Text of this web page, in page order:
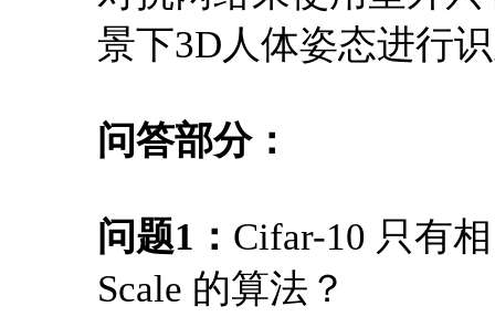
景下3D人体姿态进行
问答部分：
问题1： Cifar-10 只有
Scale 的算法？